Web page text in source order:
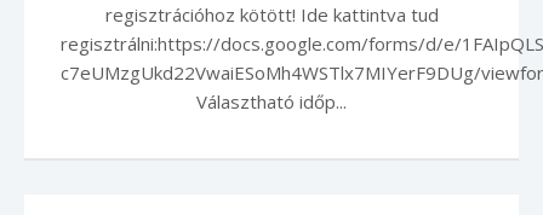
regisztrációhoz kötött! Ide kattintva tud
regisztrálni:https://docs.google.com/forms/d/e/
c7eUMzgUkd22VwaiESoMh4WSTlx7MIYerF9DUg/
Választható időp...